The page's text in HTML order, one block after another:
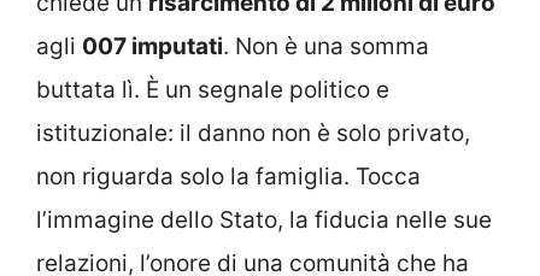
agli 007 imputati. Non è una somma
buttata lì. È un segnale politico e
istituzionale: il danno non è solo privato,
non riguarda solo la famiglia. Tocca
l’immagine dello Stato, la fiducia nelle sue
relazioni, l’onore di una comunità che ha